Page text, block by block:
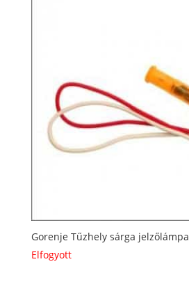
Gorenje Tűzhely sárga jelzőlámpa
Elfogyott